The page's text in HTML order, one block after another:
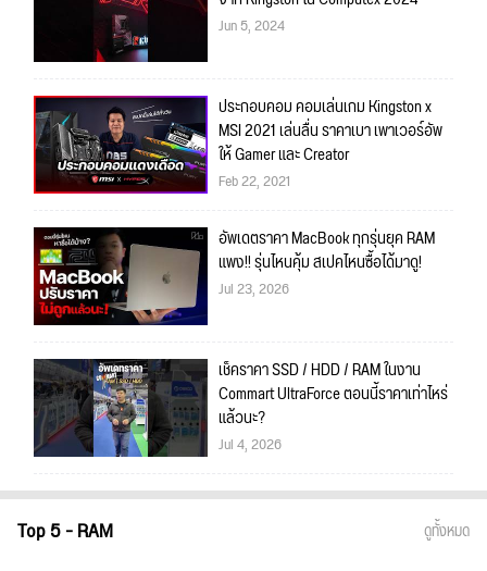
Jun 5, 2024
ประกอบคอม คอมเล่นเกม Kingston x
MSI 2021 เล่นลื่น ราคาเบา เพาเวอร์อัพ
ให้ Gamer และ Creator
Feb 22, 2021
อัพเดตราคา MacBook ทุกรุ่นยุค RAM
แพง!! รุ่นไหนคุ้ม สเปคไหนซื้อได้มาดู!
Jul 23, 2026
เช็คราคา SSD / HDD / RAM ในงาน
Commart UltraForce ตอนนี้ราคาเท่าไหร่
แล้วนะ?
Jul 4, 2026
Top 5 - RAM ดูทั้งหมด